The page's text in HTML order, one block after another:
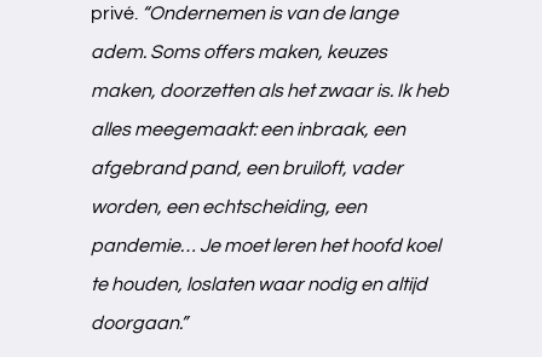
Ons team
Vacatures 6
privé. “Ondernemen is van de lange
adem. Soms offers maken, keuzes
maken, doorzetten als het zwaar is. Ik heb
alles meegemaakt: een inbraak, een
afgebrand pand, een bruiloft, vader
worden, een echtscheiding, een
pandemie… Je moet leren het hoofd koel
te houden, loslaten waar nodig en altijd
doorgaan.”